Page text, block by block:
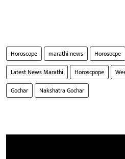
Horoscope marathi news Horosocpe
Latest News Marathi
Horoscpope
Gochar
Nakshatra Gochar